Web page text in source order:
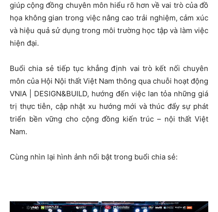
giúp cộng đồng chuyên môn hiểu rõ hơn về vai trò của đồ
họa không gian trong việc nâng cao trải nghiệm, cảm xúc
và hiệu quả sử dụng trong môi trường học tập và làm việc
hiện đại.
Buổi chia sẻ tiếp tục khẳng định vai trò kết nối chuyên
môn của Hội Nội thất Việt Nam thông qua chuỗi hoạt động
VNIA | DESIGN&BUILD, hướng đến việc lan tỏa những giá
trị thực tiễn, cập nhật xu hướng mới và thúc đẩy sự phát
triển bền vững cho cộng đồng kiến trúc – nội thất Việt
Nam.
Cùng nhìn lại hình ảnh nổi bật trong buổi chia sẻ: